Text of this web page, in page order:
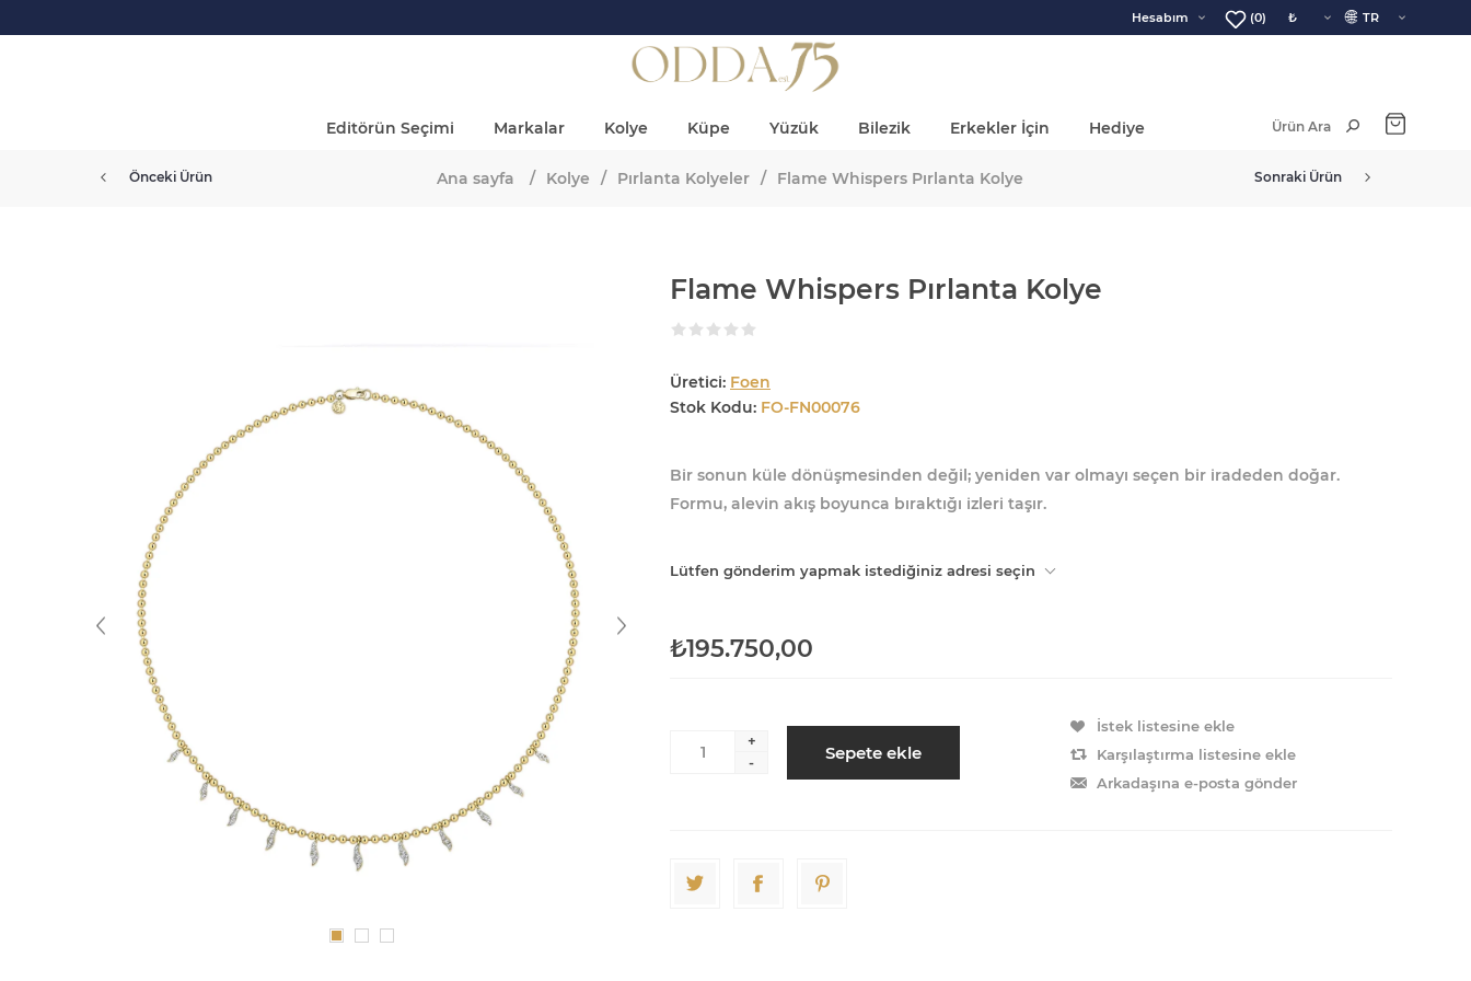
Hesabım (0) 🌐
Editörün Seçimi Markalar Kolye Küpe Yüzük Bilezik Erkekler İçin Hediye
Ana sayfa / Kolye / Pırlanta Kolyeler / Flame Whispers Pırlanta Kolye
Önceki Ürün Sonraki Ürün
Flame Whispers Pırlanta Kolye
Üretici: Foen
Stok Kodu: FO-FN00076
Bir sonun küle dönüşmesinden değil; yeniden var olmayı seçen bir iradeden doğar.
Formu, alevin akış boyunca bıraktığı izleri taşır.
Lütfen gönderim yapmak istediğiniz adresi seçin
₺195.750,00
+
-
Sepete ekle
İstek listesine ekle
Karşılaştırma listesine ekle
Arkadaşına e-posta gönder